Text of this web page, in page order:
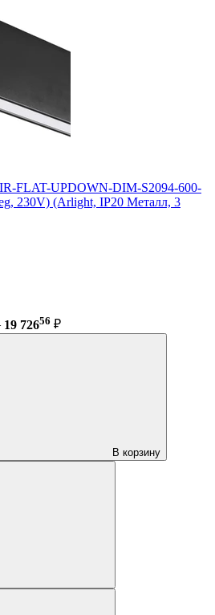
FLAT-UPDOWN-DIM-S2094-600-
230V) (Arlight, IP20 Металл, 3
19 72656 ₽
В корзину